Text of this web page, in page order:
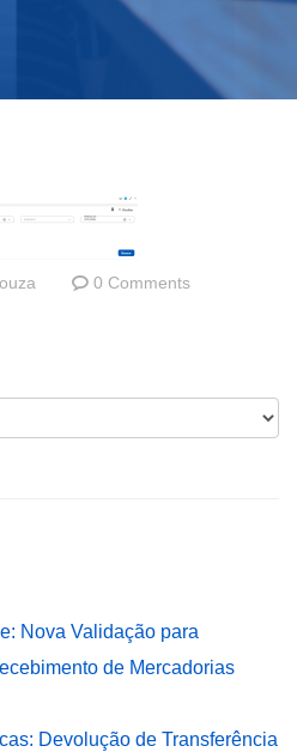
0 Comments
Nova Validação para
de Mercadorias
Devolução de Transferência